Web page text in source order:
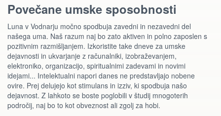
Povečane umske sposobnosti
Luna v Vodnarju močno spodbuja zavedni in nezavedni del
našega uma. Naš razum naj bo zato aktiven in polno zaposlen s
pozitivnim razmišljanjem. Izkoristite take dneve za umske
dejavnosti in ukvarjanje z računalniki, izobraževanjem,
elektroniko, organizacijo, spiritualnimi zadevami in novimi
idejami... Intelektualni napori danes ne predstavljajo nobene
ovire. Prej delujejo kot stimulans in izziv, ki spodbuja našo
dejavnost. Z lahkoto se boste poglobili v študij mnogoterih
področij, naj bo to kot obveznost ali zgolj za hobi.